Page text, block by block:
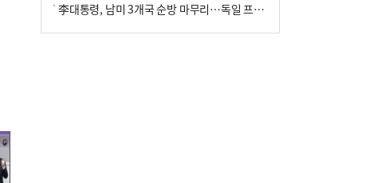
李대통령, 남미 3개국 순방 마무리…독일 프랑크푸르트 향해 출발